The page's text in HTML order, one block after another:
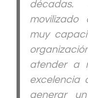
muy
atender a
excelencia
generar